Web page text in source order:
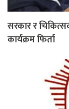
सरकार र
कार्यक्रम फिर्ता